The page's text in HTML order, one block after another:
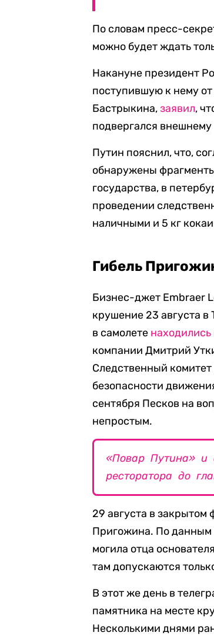
По словам пресс-
можно будет ждать
Накануне президент
поступившую к нему
Бастрыкина,заявил,
подвергался
Путин пояснил, что,
обнаружены
государства, в
проведении
наличными и 5 кг
Гибель
Бизнес-джет Embraer
крушение 23 августа
в самолете находились
компании Дмитрий
Следственный
безопасности
сентября Песков на
непростым.
«Повар Путина» и
ресторатора до
29 августа в
Пригожина. По данным
могила отца
там допускаются
В этот же день в
памятника на месте
Несколькими днями